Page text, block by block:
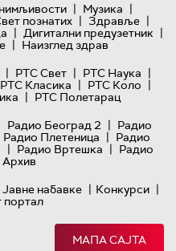
| Музика |
познатих | Здравље |
| Дигитални предузетник |
| Наизглед здрав
| РТС Свет | РТС Наука |
РТС Класика | РТС Коло |
| РТС Полетарац
Радио Београд 2 | Радио
Радио Плетеница | Радио
| Радио Вртешка | Радио
Архив
Јавне набавке | Конкурси |
портал
МАПА САЈТА